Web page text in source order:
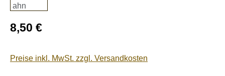
Regulärer Preis:
8,50 €
Preise inkl. MwSt. zzgl. Versandkosten